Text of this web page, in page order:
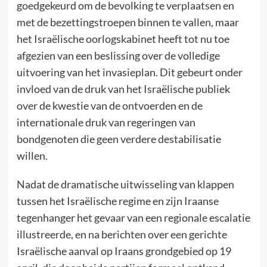
goedgekeurd om de bevolking te verplaatsen en
met de bezettingstroepen binnen te vallen, maar
het Israëlische oorlogskabinet heeft tot nu toe
afgezien van een beslissing over de volledige
uitvoering van het invasieplan. Dit gebeurt onder
invloed van de druk van het Israëlische publiek
over de kwestie van de ontvoerden en de
internationale druk van regeringen van
bondgenoten die geen verdere destabilisatie
willen.
Nadat de dramatische uitwisseling van klappen
tussen het Israëlische regime en zijn Iraanse
tegenhanger het gevaar van een regionale escalatie
illustreerde, en na berichten over een gerichte
Israëlische aanval op Iraans grondgebied op 19